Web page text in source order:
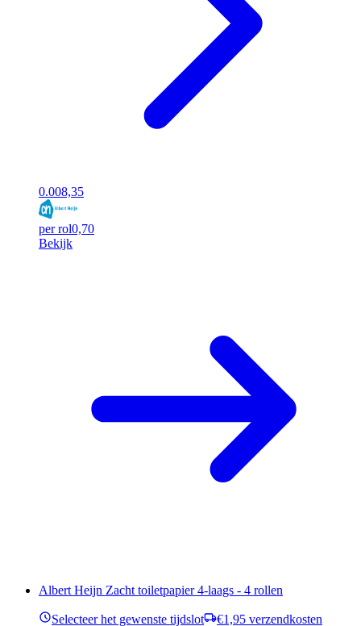
0.008,35
per rol0,70
Bekijk
Albert Heijn Zacht toiletpapier 4-laags - 4 rollen
Selecteer het gewenste tijdslot €1,95 verzendkosten